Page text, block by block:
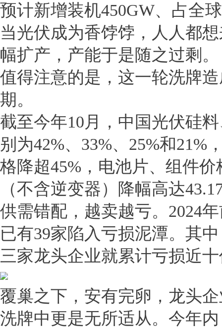
预计新增装机450GW、占全
当光伏成为香饽饽，人人都
幅扩产，产能于是随之过剩。
值得注意的是，这一轮洗牌
期。
截至今年10月，中国光伏硅
别为42%、33%、25%和21%
格降超45%，电池片、组件
（不含逆变器）降幅高达
供需错配，越卖越亏。2024
已有39家陷入亏损泥潭。其
三家龙头企业就累计亏损近
覆巢之下，安有完卵，龙头
洗牌中更是无所适从。今年